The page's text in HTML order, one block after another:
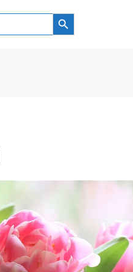
Search Button